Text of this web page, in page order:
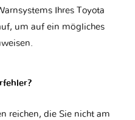
Ihres Toyota
um auf ein mögliches
reichen, die Sie nicht am